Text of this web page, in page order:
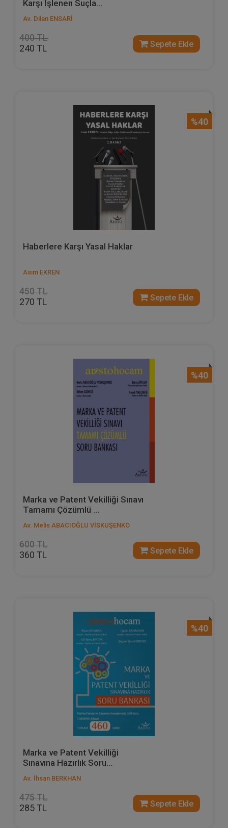
Karşı İşlenen Suçla...
Av. Dilan ENSARİ
400 TL
240 TL Sepete Ekle
%40
Haberlere Karşı Yasal Haklar
Asım EKREN
450 TL
270 TL Sepete Ekle
%40
Marka ve Patent Vekilliği Sınavı
Tamamı Çözümlü ...
Av. Melis ABACIOĞLU VİSKUŞENKO
600 TL
360 TL Sepete Ekle
%40
Marka ve Patent Vekilliği
Sınavına Hazırlık Soru...
Av. İhsan BERKHAN
475 TL
285 TL Sepete Ekle